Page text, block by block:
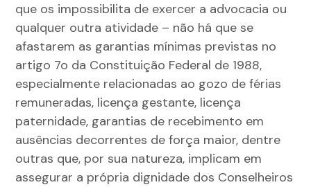
que os impossibilita de exercer a advocacia ou
qualquer outra atividade – não há que se
afastarem as garantias mínimas previstas no
artigo 7o da Constituição Federal de 1988,
especialmente relacionadas ao gozo de férias
remuneradas, licença gestante, licença
paternidade, garantias de recebimento em
ausências decorrentes de força maior, dentre
outras que, por sua natureza, implicam em
assegurar a própria dignidade dos Conselheiros